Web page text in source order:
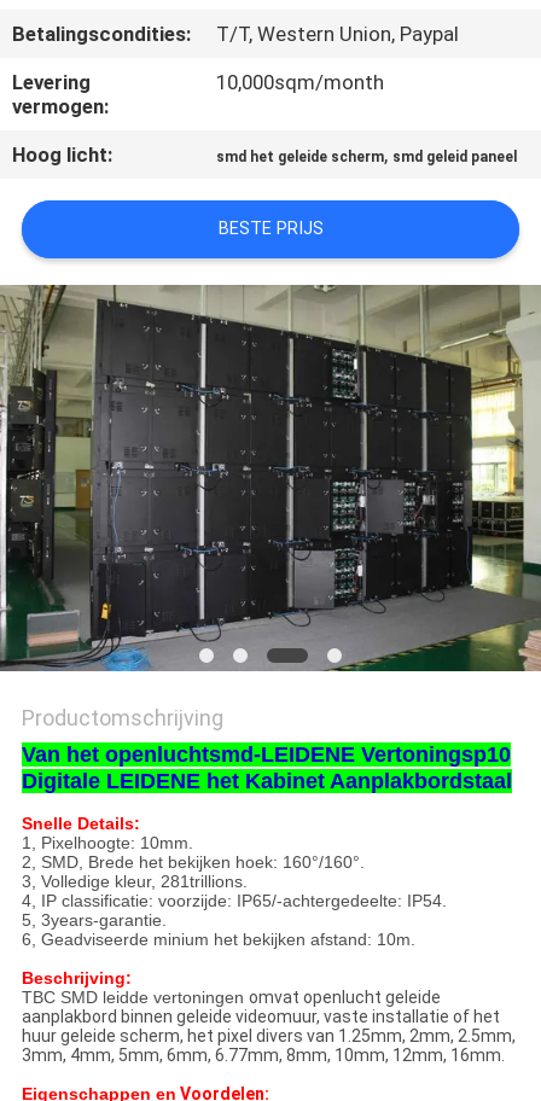
SITEMAP
PRIVACYBELEID
Betalingscondities:
T/T, Western Union, Paypal
Levering
vermogen:
10,000sqm/month
Hoog licht: smd het geleide scherm, smd geleid paneel
BESTE PRIJS
Productomschrijving
Van het openluchtsmd-LEIDENE Vertoningsp10
Digitale LEIDENE het Kabinet Aanplakbordstaal
Snelle Details:
1, Pixelhoogte: 10mm.
2, SMD, Brede het bekijken hoek: 160°/160°.
3, Volledige kleur, 281trillions.
4, IP classificatie: voorzijde: IP65/-achtergedeelte: IP54.
5, 3years-garantie.
6, Geadviseerde minium het bekijken afstand: 10m.
Beschrijving:
TBC SMD leidde vertoningen omvat openlucht geleide
aanplakbord binnen geleide videomuur, vaste installatie of het
huur geleide scherm, het pixel divers van 1.25mm, 2mm, 2.5mm,
3mm, 4mm, 5mm, 6mm, 6.77mm, 8mm, 10mm, 12mm, 16mm.
Eigenschappen en Voordelen: